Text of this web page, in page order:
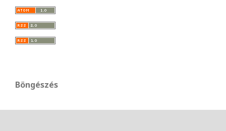
Böngészés